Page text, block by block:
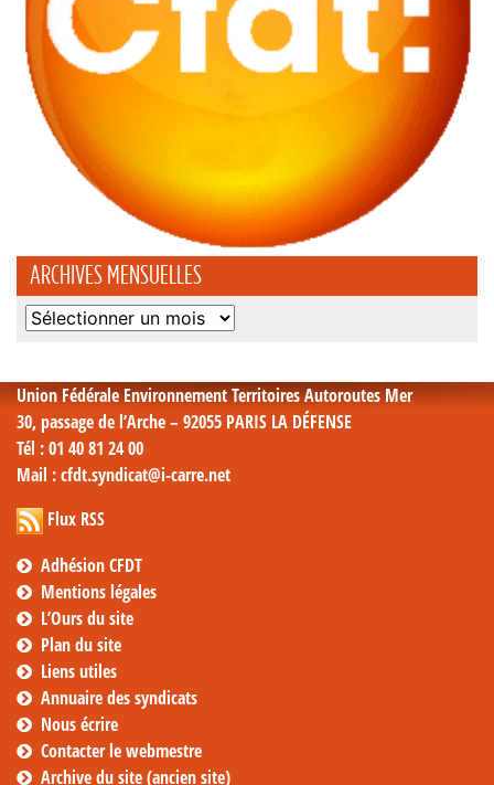
ARCHIVES MENSUELLES
Archives
Union Fédérale Environnement Territoires Autoroutes Mer
30, passage de l’Arche – 92055 PARIS LA DÉFENSE
Tél : 01 40 81 24 00
Mail : cfdt.syndicat@i-carre.net
Flux RSS
Adhésion CFDT
Mentions légales
L’Ours du site
Plan du site
Liens utiles
Annuaire des syndicats
Nous écrire
Contacter le webmestre
Archive du site (ancien site)